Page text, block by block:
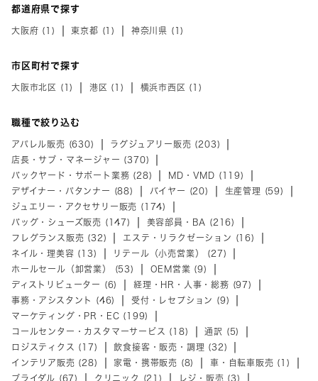
都道府県で探す
大阪府 (1) 東京都 (1) 神奈川県 (1)
市区町村で探す
大阪市北区 (1) 港区 (1) 横浜市西区 (1)
職種で絞り込む
アパレル販売 (630)
ラグジュアリー販売 (203)
店長・サブ・マネージャー (370)
バックヤード・サポート業務 (28)
MD・VMD (119)
デザイナー・パタンナー (88)
バイヤー (20)
生産管理 (59)
ジュエリー・アクセサリー販売 (174)
バッグ・シューズ販売 (147)
美容部員・BA (216)
フレグランス販売 (32)
エステ・リラクゼーション (16)
ネイル・理美容 (13)
リテール（小売営業） (27)
ホールセール（卸営業） (53)
OEM営業 (9)
ディストリビューター (6)
経理・HR・人事・総務 (97)
事務・アシスタント (46)
受付・レセプション (9)
マーケティング・PR・EC (199)
コールセンター・カスタマーサービス (18)
通訳 (5)
ロジスティクス (17)
飲食接客・販売・調理 (32)
インテリア販売 (28)
家電・携帯販売 (8)
車・自転車販売 (1)
ブライダル (67)
クリニック (21)
レジ・販売 (3)